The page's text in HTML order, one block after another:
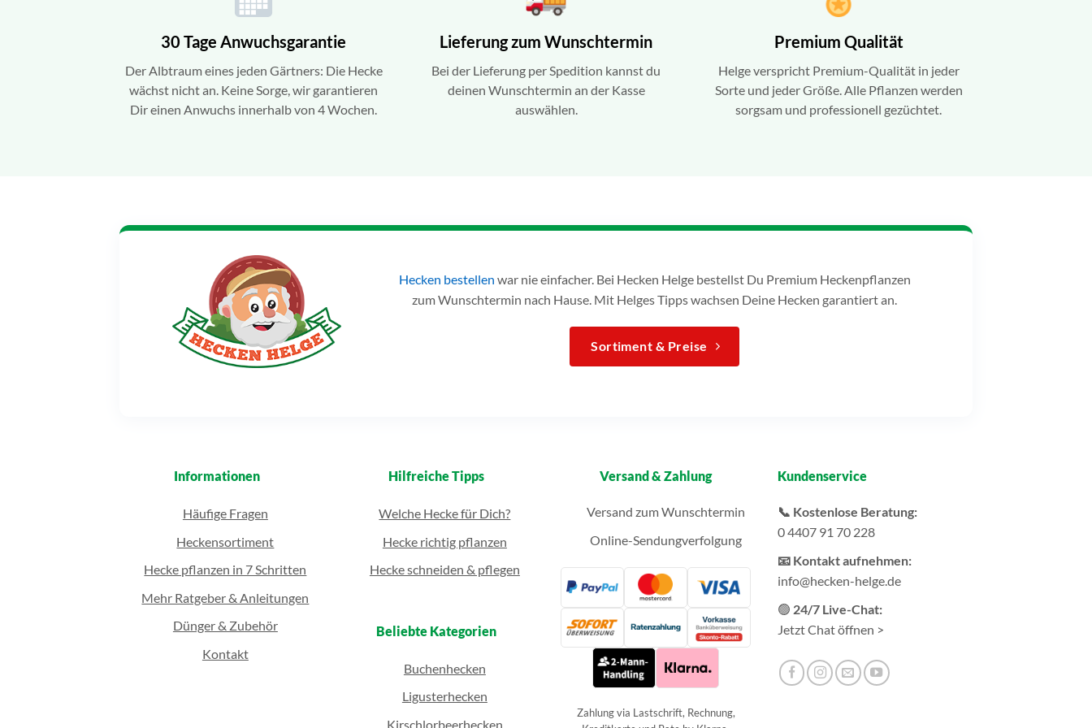
30 Tage Anwuchsgarantie
Der Albtraum eines jeden Gärtners: Die Hecke
wächst nicht an. Keine Sorge, wir garantieren
Dir einen Anwuchs innerhalb von 4 Wochen.
Lieferung zum Wunschtermin
Bei der Lieferung per Spedition kannst du
deinen Wunschtermin an der Kasse
auswählen.
Premium Qualität
Helge verspricht Premium-Qualität in jeder
Sorte und jeder Größe. Alle Pflanzen werden
sorgsam und professionell gezüchtet.
Hecken bestellen war nie einfacher. Bei Hecken Helge bestellst Du Premium Heckenpflanzen
zum Wunschtermin nach Hause. Mit Helges Tipps wachsen Deine Hecken garantiert an.
Sortiment & Preise
Informationen
Häufige Fragen
Heckensortiment
Hecke pflanzen in 7 Schritten
Mehr Ratgeber & Anleitungen
Dünger & Zubehör
Kontakt
Hilfreiche Tipps
Welche Hecke für Dich?
Hecke richtig pflanzen
Hecke schneiden & pflegen
Beliebte Kategorien
Buchenhecken
Ligusterhecken
Kirschlorbeerhecken
Versand & Zahlung
Versand zum Wunschtermin
Online-Sendungverfolgung
Zahlung via Lastschrift, Rechnung,
Kundenservice
📞 Kostenlose Beratung:
0 4407 91 70 228
📧 Kontakt aufnehmen:
info@hecken-helge.de
🟢 24/7 Live-Chat:
Jetzt Chat öffnen >